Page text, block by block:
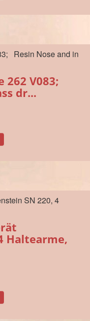
262 V083;
dr...
Haltearme,